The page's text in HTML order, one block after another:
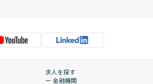
求人を探す
ー 金融機関